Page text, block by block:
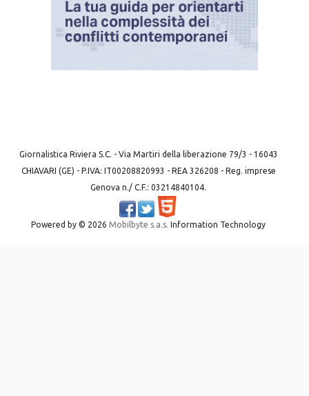
Giornalistica Riviera S.C. - Via Martiri della liberazione 79/3 - 16043
CHIAVARI (GE) - P.IVA: IT00208820993 - REA 326208 - Reg. imprese
Genova n./ C.F.: 03214840104.
Powered by © 2026 Mobilbyte s.a.s. Information Technology